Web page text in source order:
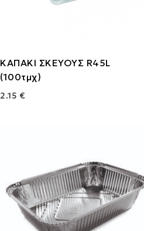
ΚΑΠΑΚΙ ΣΚΕΥΟΥΣ R45L
(100τμχ)
2.15 €